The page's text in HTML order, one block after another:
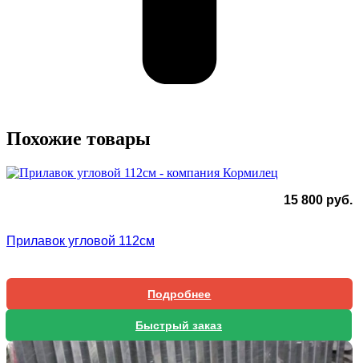
Похожие товары
15 800 руб.
Прилавок угловой 112см
Подробнее
Быстрый заказ